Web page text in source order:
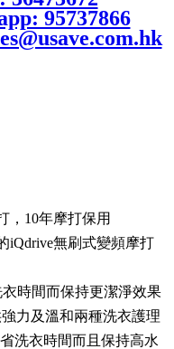
，10年摩打保用
iQdrive無刷式變頻摩打
時間而保持更潔淨效果
力及溫和兩種洗衣護理
省洗衣時間而且保持高水